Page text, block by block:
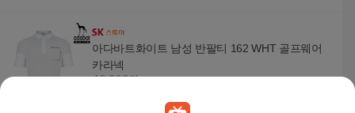
아다바트화이트 남성 반팔티 162 WHT 골프웨어
카라넥
46,900원